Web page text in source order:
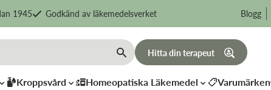
1945 Godkänd av läkemedelsverket Blogg
Hitta din terapeut
Kroppsvård Homeopatiska Läkemedel Varumärken